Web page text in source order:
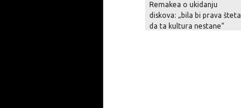
Remakea o ukidanju
diskova: „bila bi prava šteta
da ta kultura nestane“